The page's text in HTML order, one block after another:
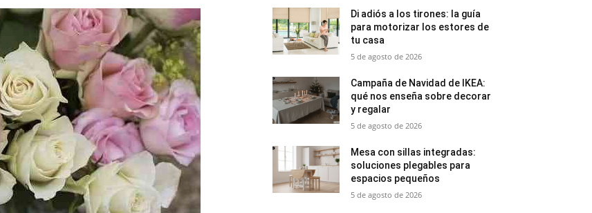
Di adiós a los tirones: la guía
para motorizar los estores de
tu casa
5 de agosto de 2026
Campaña de Navidad de IKEA:
qué nos enseña sobre decorar
y regalar
5 de agosto de 2026
Mesa con sillas integradas:
soluciones plegables para
espacios pequeños
5 de agosto de 2026